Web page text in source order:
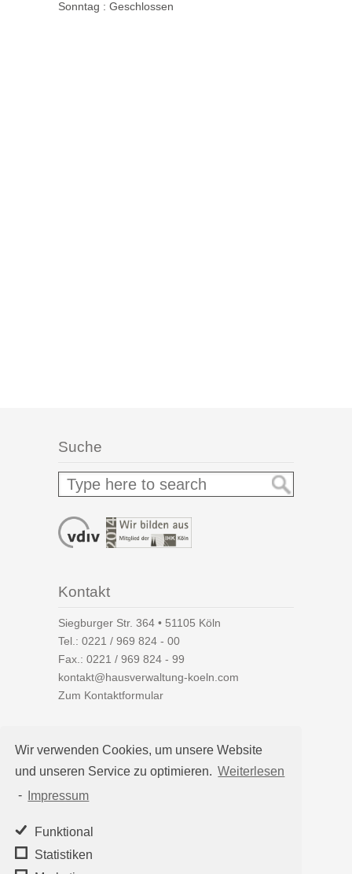
Wir verwenden Cookies, um unsere Website
und unseren Service zu optimieren. Weiterlesen
-
Impressum
Funktional
Statistiken
Sonntag : Geschlossen
Suche
Kontakt
Siegburger Str. 364 • 51105 Köln
Tel.: 0221 / 969 824 - 00
Fax.: 0221 / 969 824 - 99
kontakt@hausverwaltung-koeln.com
Zum Kontaktformular
Auf einen Blick
Hausverwaltung Köln
Immobilienverwaltung Köln
WEG-Verwaltung